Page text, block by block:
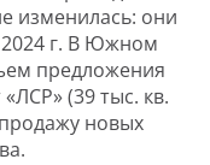
изменилась: они
2024 г. В Южном
предложения
(39 тыс. кв.
новых